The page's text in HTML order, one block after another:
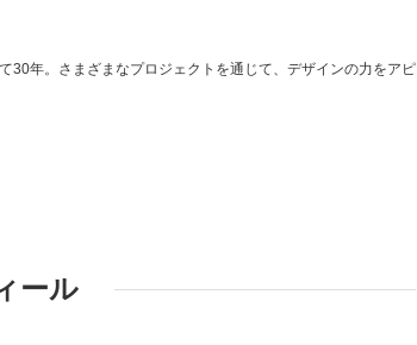
30年。さまざまなプロジェクトを通じて、デザインの力をアピ
ール